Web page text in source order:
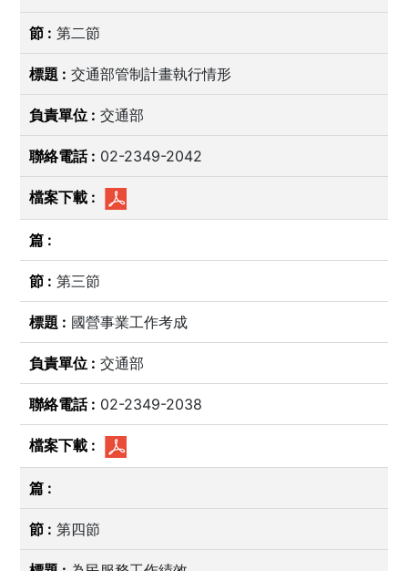
第二節
交通部管制計畫執行情形
交通部
02-2349-2042
第三節
國營事業工作考成
交通部
02-2349-2038
第四節